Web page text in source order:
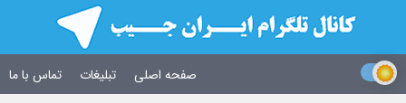
صفحه اصلی تبلیغات تماس با ما